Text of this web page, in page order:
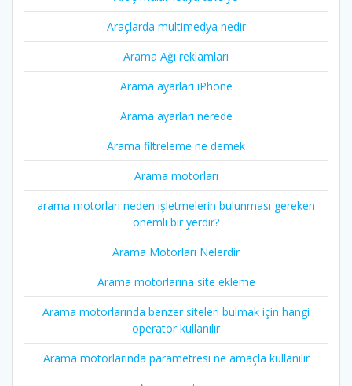
Araçlarda multimedya nedir
Arama Ağı reklamları
Arama ayarları iPhone
Arama ayarları nerede
Arama filtreleme ne demek
Arama motorları
arama motorları neden işletmelerin bulunması gereken
önemli bir yerdir?
Arama Motorları Nelerdir
Arama motorlarına site ekleme
Arama motorlarında benzer siteleri bulmak için hangi
operatör kullanılır
Arama motorlarında parametresi ne amaçla kullanılır